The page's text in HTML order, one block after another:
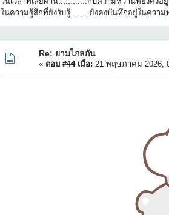
ในความรู้สึกที่ยังรับรู้........ยังคงบันทึกอยู่ในความ
Re: ยามไกลกัน
« ตอบ #44 เมื่อ: 21 พฤษภาคม 2026,